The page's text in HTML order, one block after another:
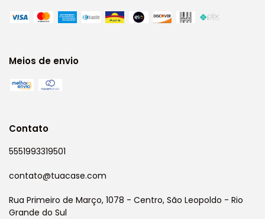
Meios de envio
Contato
5551993319501
contato@tuacase.com
Rua Primeiro de Março, 1078 - Centro, São Leopoldo - Rio
Grande do Sul